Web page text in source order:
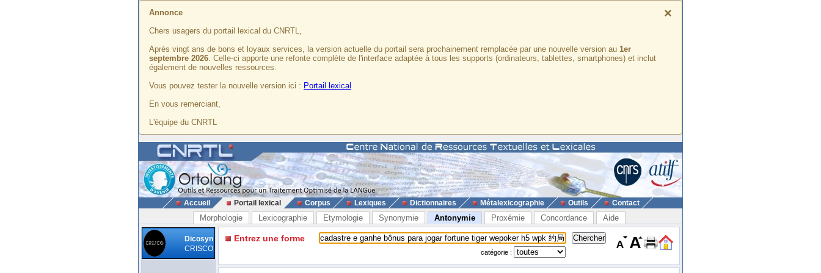
×
Annonce
Chers usagers du portail lexical du CNRTL,
Après vingt ans de bons et loyaux services, la version actuelle du portail sera prochainement remplacée par une nouvelle version au 1er
septembre 2026. Celle-ci apporte une refonte complète de l'interface adaptée à tous les supports (ordinateurs, tablettes, smartphones) et inclut
également de nouvelles ressources.
Vous pouvez tester la nouvelle version ici : Portail lexical
En vous remerciant,
L'équipe du CNRTL
Accueil Portail lexical Corpus Lexiques Dictionnaires Métalexicographie Outils Contact
Morphologie Lexicographie Etymologie Synonymie Antonymie Proxémie Concordance Aide
Dicosyn
CRISCO
Entrez une forme
catégorie :